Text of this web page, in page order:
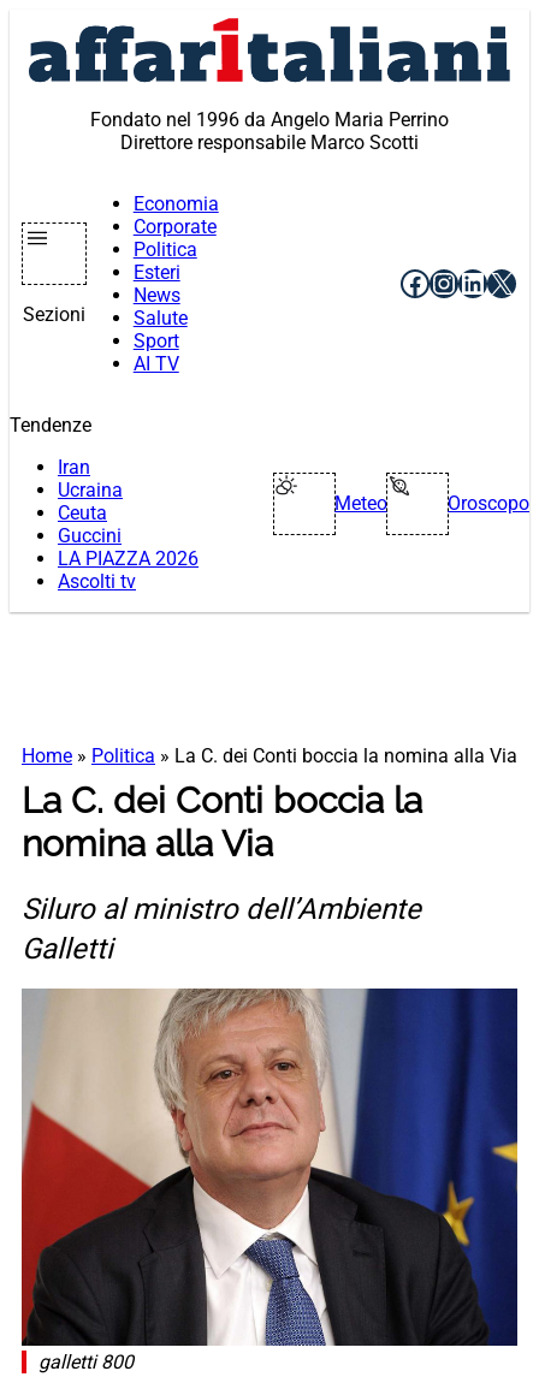
contenuto
Fondato nel 1996 da Angelo Maria Perrino
Direttore responsabile Marco Scotti
Sezioni
Economia
Corporate
Politica
Esteri
News
Salute
Sport
AI TV
Facebook
X
Tendenze
Iran
Ucraina
Ceuta
Guccini
LA PIAZZA 2026
Ascolti tv
Meteo Oroscopo
Home » Politica » La C. dei Conti boccia la nomina alla Via
La C. dei Conti boccia la
nomina alla Via
Siluro al ministro dell’Ambiente
Galletti
galletti 800